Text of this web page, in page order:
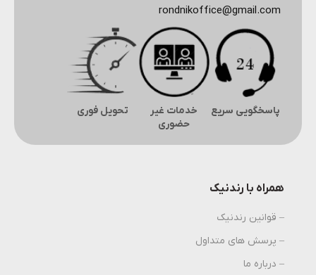
rondnikoffice@gmail.com
پاسخگویی سریع
خدمات غیر
حضوری
تحویل فوری
همراه با رندنیک
– قوانین رندنیک
– پرسش های متداول
– درباره ما